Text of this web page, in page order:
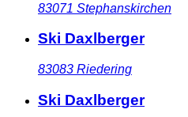
83071 Stephanskirchen
Ski Daxlberger
83083 Riedering
Ski Daxlberger